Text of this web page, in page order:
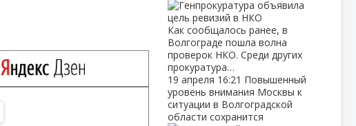
Как сообщалось ранее, в
Волгограде пошла волна
проверок НКО. Среди других
прокуратура…
19 апреля 16:21 Повышенный
уровень внимания Москвы к
ситуации в Волгоградской
области сохранится